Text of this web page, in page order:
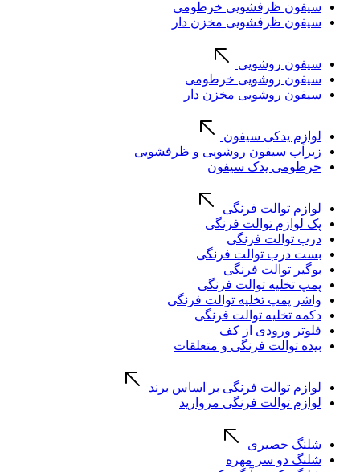
سیفون ظرفشویی خرطومی
سیفون ظرفشویی مخزن دار
سیفون روشویی
سیفون روشویی خرطومی
سیفون روشویی مخزن دار
لوازم یدکی سیفون
زیرآب سیفون روشویی و ظرفشویی
خرطومی یدک سیفون
لوازم توالت فرنگی
پک لوازم توالت فرنگی
درب توالت فرنگی
بست درب توالت فرنگی
بوگیر توالت فرنگی
پمپ تخلیه توالت فرنگی
واشر پمپ تخلیه توالت فرنگی
دکمه تخلیه توالت فرنگی
فلوتر ورودی از کف
بیده توالت فرنگی و متعلقات
لوازم توالت فرنگی بر اساس برند
لوازم توالت فرنگی مروارید
شلنگ حصیری
شلنگ دو سر مهره